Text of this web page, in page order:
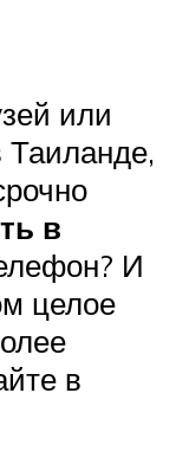
или
Таиланде,
в
И
целое
в